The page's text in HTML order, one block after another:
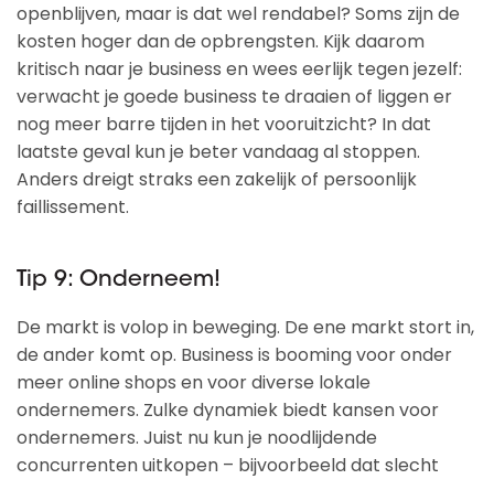
openblijven, maar is dat wel rendabel? Soms zijn de
kosten hoger dan de opbrengsten. Kijk daarom
kritisch naar je business en wees eerlijk tegen jezelf:
verwacht je goede business te draaien of liggen er
nog meer barre tijden in het vooruitzicht? In dat
laatste geval kun je beter vandaag al stoppen.
Anders dreigt straks een zakelijk of persoonlijk
faillissement.
Tip 9: Onderneem!
De markt is volop in beweging. De ene markt stort in,
de ander komt op. Business is booming voor onder
meer online shops en voor diverse lokale
ondernemers. Zulke dynamiek biedt kansen voor
ondernemers. Juist nu kun je noodlijdende
concurrenten uitkopen – bijvoorbeeld dat slecht